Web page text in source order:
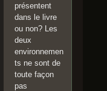
présentent
dans le livre
ou non? Les
deux
environnemen
ts ne sont de
toute façon
pas